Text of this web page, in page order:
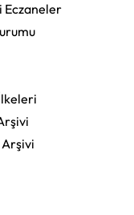
Eczaneler